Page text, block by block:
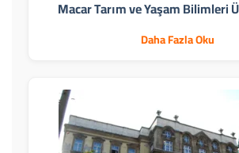
Macar Tarım ve Yaşam Bilimleri
Daha Fazla Oku